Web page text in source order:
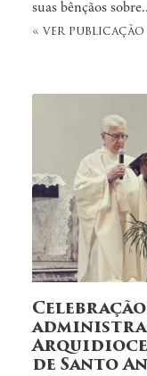
suas bênçãos
« ver publicação
Celebração
de Santo